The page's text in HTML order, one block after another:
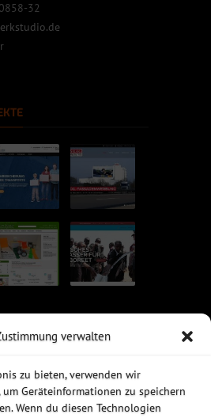
verwalten
zu bieten, verwenden wir
Geräteinformationen zu speichern
Wenn du diesen Technologien
32
Archivierung
& Groupwareserver